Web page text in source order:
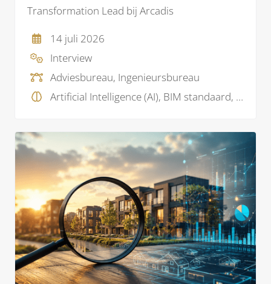
Transformation Lead bij Arcadis
14 juli 2026
Interview
Adviesbureau, Ingenieursbureau
Artificial Intelligence (AI), BIM standaard, BIM visie, Data